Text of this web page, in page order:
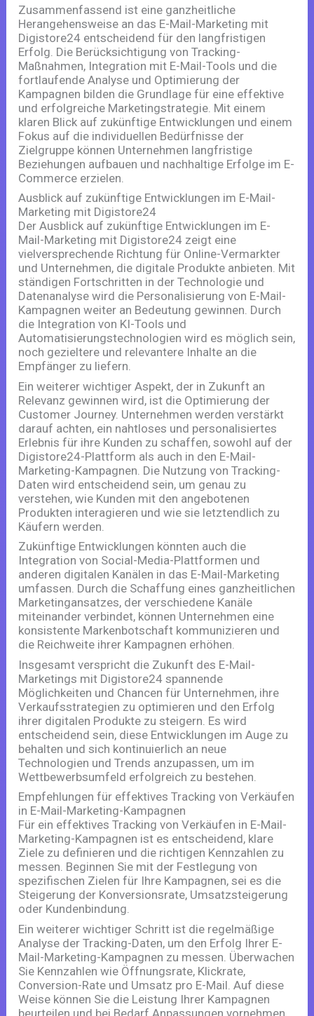
Zusammenfassend ist eine ganzheitliche
Herangehensweise an das E-Mail-Marketing mit
Digistore24 entscheidend für den langfristigen
Erfolg. Die Berücksichtigung von Tracking-
Maßnahmen, Integration mit E-Mail-Tools und die
fortlaufende Analyse und Optimierung der
Kampagnen bilden die Grundlage für eine effektive
und erfolgreiche Marketingstrategie. Mit einem
klaren Blick auf zukünftige Entwicklungen und einem
Fokus auf die individuellen Bedürfnisse der
Zielgruppe können Unternehmen langfristige
Beziehungen aufbauen und nachhaltige Erfolge im E-
Commerce erzielen.
Ausblick auf zukünftige Entwicklungen im E-Mail-
Marketing mit Digistore24
Der Ausblick auf zukünftige Entwicklungen im E-
Mail-Marketing mit Digistore24 zeigt eine
vielversprechende Richtung für Online-Vermarkter
und Unternehmen, die digitale Produkte anbieten. Mit
ständigen Fortschritten in der Technologie und
Datenanalyse wird die Personalisierung von E-Mail-
Kampagnen weiter an Bedeutung gewinnen. Durch
die Integration von KI-Tools und
Automatisierungstechnologien wird es möglich sein,
noch gezieltere und relevantere Inhalte an die
Empfänger zu liefern.
Ein weiterer wichtiger Aspekt, der in Zukunft an
Relevanz gewinnen wird, ist die Optimierung der
Customer Journey. Unternehmen werden verstärkt
darauf achten, ein nahtloses und personalisiertes
Erlebnis für ihre Kunden zu schaffen, sowohl auf der
Digistore24-Plattform als auch in den E-Mail-
Marketing-Kampagnen. Die Nutzung von Tracking-
Daten wird entscheidend sein, um genau zu
verstehen, wie Kunden mit den angebotenen
Produkten interagieren und wie sie letztendlich zu
Käufern werden.
Zukünftige Entwicklungen könnten auch die
Integration von Social-Media-Plattformen und
anderen digitalen Kanälen in das E-Mail-Marketing
umfassen. Durch die Schaffung eines ganzheitlichen
Marketingansatzes, der verschiedene Kanäle
miteinander verbindet, können Unternehmen eine
konsistente Markenbotschaft kommunizieren und
die Reichweite ihrer Kampagnen erhöhen.
Insgesamt verspricht die Zukunft des E-Mail-
Marketings mit Digistore24 spannende
Möglichkeiten und Chancen für Unternehmen, ihre
Verkaufsstrategien zu optimieren und den Erfolg
ihrer digitalen Produkte zu steigern. Es wird
entscheidend sein, diese Entwicklungen im Auge zu
behalten und sich kontinuierlich an neue
Technologien und Trends anzupassen, um im
Wettbewerbsumfeld erfolgreich zu bestehen.
Empfehlungen für effektives Tracking von Verkäufen
in E-Mail-Marketing-Kampagnen
Für ein effektives Tracking von Verkäufen in E-Mail-
Marketing-Kampagnen ist es entscheidend, klare
Ziele zu definieren und die richtigen Kennzahlen zu
messen. Beginnen Sie mit der Festlegung von
spezifischen Zielen für Ihre Kampagnen, sei es die
Steigerung der Konversionsrate, Umsatzsteigerung
oder Kundenbindung.
Ein weiterer wichtiger Schritt ist die regelmäßige
Analyse der Tracking-Daten, um den Erfolg Ihrer E-
Mail-Marketing-Kampagnen zu messen. Überwachen
Sie Kennzahlen wie Öffnungsrate, Klickrate,
Conversion-Rate und Umsatz pro E-Mail. Auf diese
Weise können Sie die Leistung Ihrer Kampagnen
beurteilen und bei Bedarf Anpassungen vornehmen.